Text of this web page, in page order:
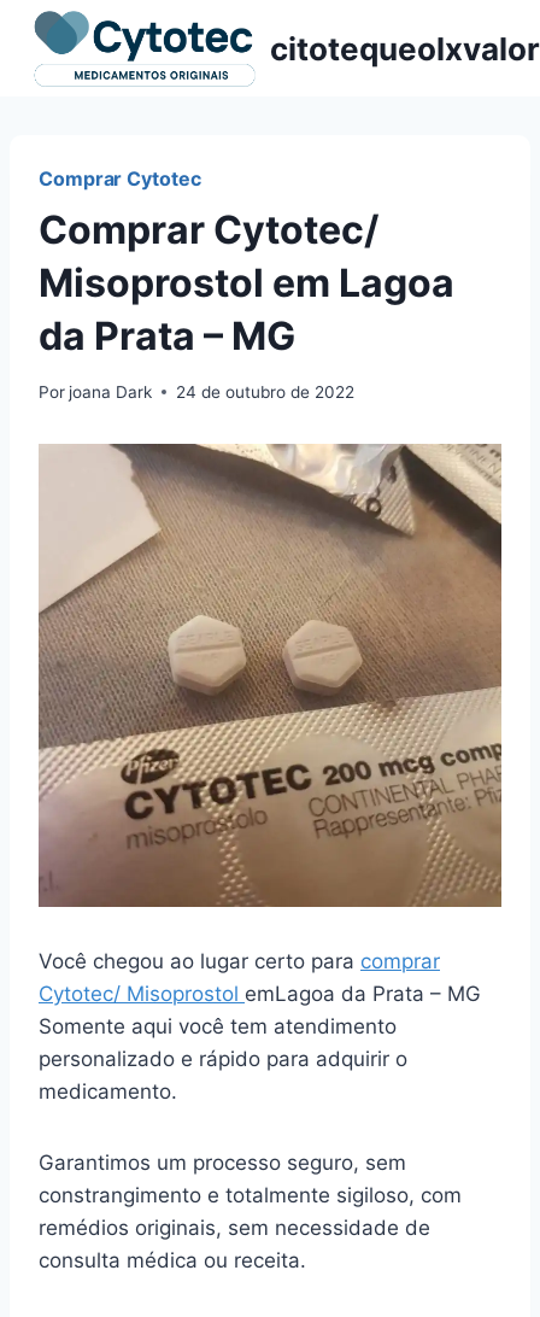
Pular
para
citotequeolxvalor
Comprar Cytotec
Comprar Cytotec/
Misoprostol em Lagoa
da Prata – MG
Por joana Dark 24 de outubro de 2022
Você chegou ao lugar certo para comprar
Cytotec/ Misoprostol emLagoa da Prata – MG
Somente aqui você tem atendimento
personalizado e rápido para adquirir o
medicamento.
Garantimos um processo seguro, sem
constrangimento e totalmente sigiloso, com
remédios originais, sem necessidade de
consulta médica ou receita.